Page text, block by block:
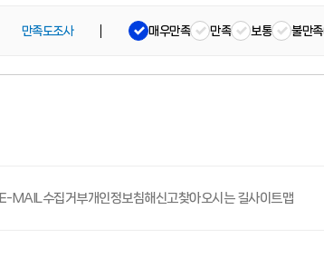
만족도조사 매우만족 만족 보통 불만족
E-MAIL수집거부개인정보침해신고찾아오시는 길사이트맵